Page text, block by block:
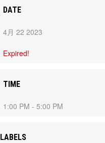
DATE
4月 22 2023
Expired!
TIME
1:00 PM - 5:00 PM
LABELS